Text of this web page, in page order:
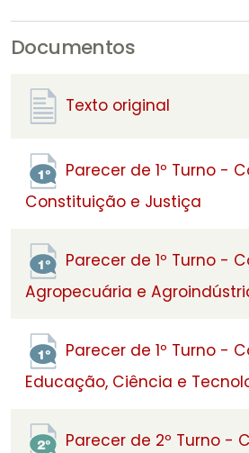
Documentos
Texto original
Parecer de 1º Turno -
Constituição e Justiça
Parecer de 1º Turno -
Agropecuária e
Parecer de 1º Turno -
Educação, Ciência e
Parecer de 2º Turno -